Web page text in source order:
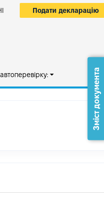
Подати декларацію
Зміст документа